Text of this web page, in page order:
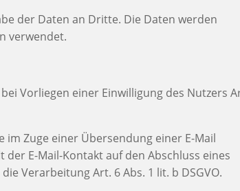
der Daten an Dritte. Die Daten werden
verwendet.
Vorliegen einer Einwilligung des Nutzers
Zuge einer Übersendung einer E-Mail
E-Mail-Kontakt auf den Abschluss eines
Verarbeitung Art. 6 Abs. 1 lit. b DSGVO.